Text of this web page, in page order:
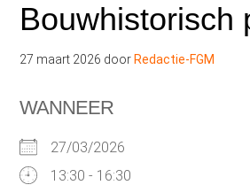
Bouwhistorisch
27 maart 2026 door Redactie-FGM
WANNEER
27/03/2026
13:30 - 16:30